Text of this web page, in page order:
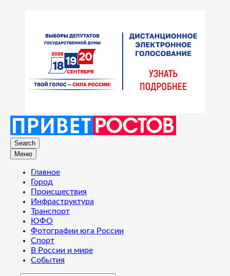
Search
Меню
Главное
Город
Происшествия
Инфраструктура
Транспорт
ЮФО
Фотографии юга России
Спорт
В России и мире
События